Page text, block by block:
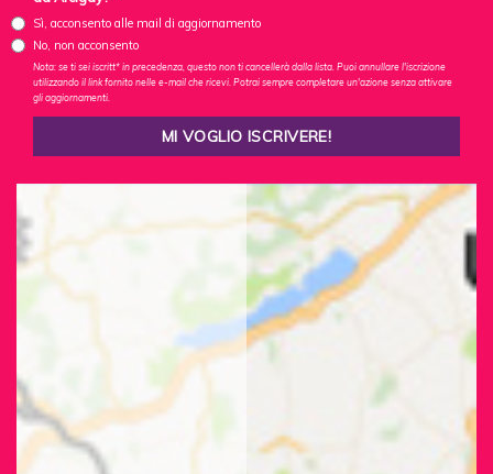
Sì, acconsento alle mail di aggiornamento
No, non acconsento
Nota: se ti sei iscritt* in precedenza, questo non ti cancellerà dalla lista. Puoi annullare l'iscrizione
utilizzando il link fornito nelle e-mail che ricevi. Potrai sempre completare un'azione senza attivare
gli aggiornamenti.